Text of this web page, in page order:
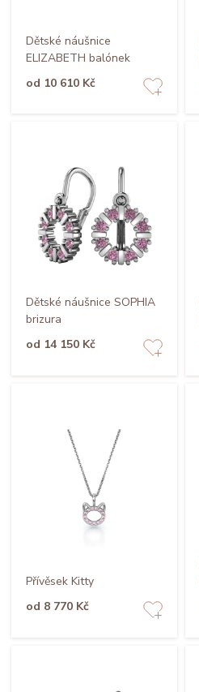
Dětské náušnice
ELIZABETH balónek
od 10 610 Kč
Dětské náušnice SOPHIA
brizura
od 14 150 Kč
Přívěsek Kitty
od 8 770 Kč